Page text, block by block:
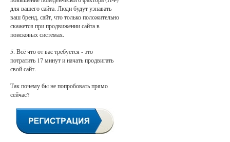
для вашего сайта. Люди будут узнавать
ваш бренд, сайт, что только положительно
скажется при продвижении сайта в
поисковых системах.
5. Всё что от вас требуется - это
потратить 17 минут и начать продвигать
свой сайт.
Так почему бы не попробовать прямо
сейчас?